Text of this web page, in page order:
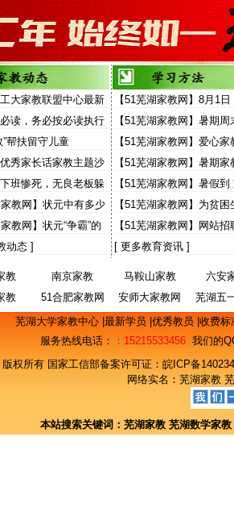
大家教联盟中心最新
读，务必按必读执行
”帮扶留守儿童
秀家长话家教主题沙
班惨死，无良老板躲
理何在？国法何在？
家教网】状元中有多少
家教网】状元“争霸”的
动态 ]
【51芜湖家教网】8月1日
场“家教”演讲面向家长和
【51芜湖家教网】暑期周
费去听“家教大讲堂”
【51芜湖家教网】爱心家
出感人故事 “小老师”讲13
【51芜湖家教网】暑期家
大学生有些灰心
【51芜湖家教网】暑假
【51芜湖家教网】为贫困
事 财大预录生自荐当免
【51芜湖家教网】网站招
期工主流找工渠道 50%
[ 更多教育资讯 ]
教 南京家教 马鞍山家教
六安
教
51合肥家教网 安师大家教网
芜湖五
网
芜湖大学家教中心 最新学员 优秀教员 收费
服务热线电话：
：15215533456 我们的
所有 国家工信部备案许可证： 皖ICP备
网络实名： 芜湖家教
本站搜索关键词： 芜湖家教 芜湖数学家教